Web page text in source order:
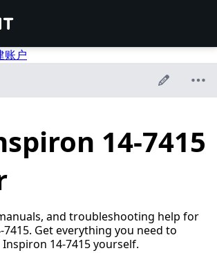
账户
14-7415
and troubleshooting help for
Get everything you need to
14-7415 yourself.